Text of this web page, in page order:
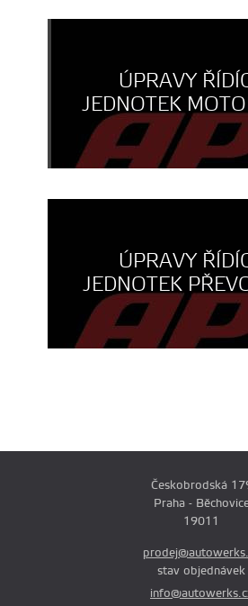
ÚPRAVY
JEDNOTEK
ÚPRAVY
JEDNOTEK
Českobrodská
Praha -
19011
stav objednávek